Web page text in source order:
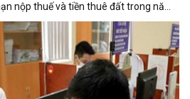
nộp thuế và tiền thuê đất trong năm
sách nhanh chóng đi vào thực tiễn và
thuế.